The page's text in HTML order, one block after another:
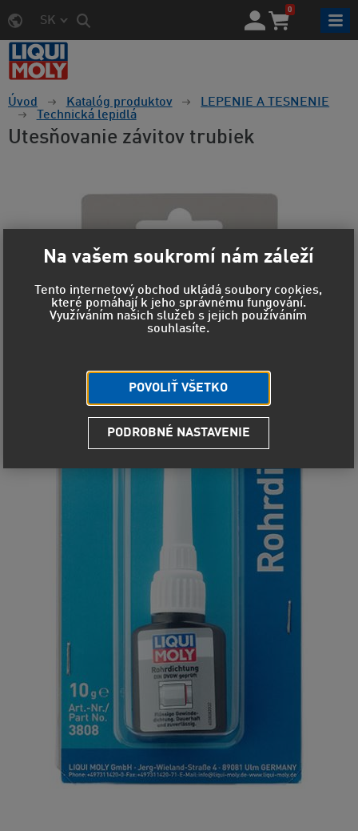
SK
0
Úvod Katalóg produktov
LEPENIE A TESNENIE
Technická lepidlá
Utesňovanie závitov trubiek
Na vašem soukromí nám záleží
Tento internetový obchod ukládá soubory cookies,
které pomáhají k jeho správnému fungování.
Využíváním našich služeb s jejich používáním
souhlasíte.
POVOLIŤ VŠETKO
PODROBNÉ NASTAVENIE